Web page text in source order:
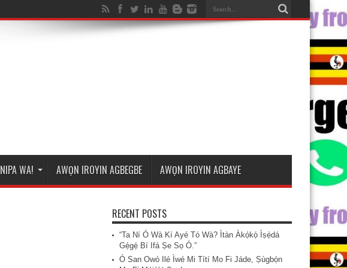
NIPA WA! AWỌN IROYIN AGBEGBE AWỌN IROYIN AGBAYE
RECENT POSTS
“Ta Ní Ó Wà Kí Ayé Tó Wà? Ìtàn Àkọ́kọ́ Ìṣẹ̀dá
Gẹ́gẹ́ Bí Ifá Ṣe Sọ Ó.”
Ó San Owó Ilé Ìwé Mi Títí Mo Fi Jáde, Ṣùgbọ́n